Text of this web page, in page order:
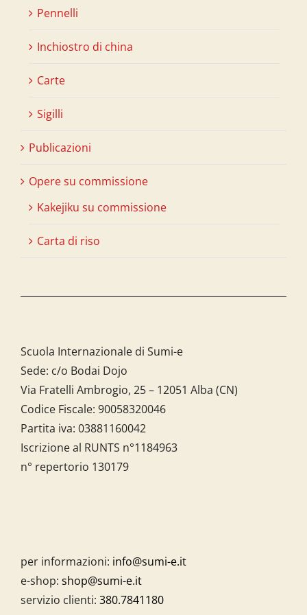
Pennelli
Inchiostro di china
Carte
Sigilli
Publicazioni
Opere su commissione
Kakejiku su commissione
Carta di riso
Scuola Internazionale di Sumi-e
Sede: c/o Bodai Dojo
Via Fratelli Ambrogio, 25 – 12051 Alba (CN)
Codice Fiscale: 90058320046
Partita iva: 03881160042
Iscrizione al RUNTS n°1184963
n° repertorio 130179
per informazioni: info@sumi-e.it
e-shop: shop@sumi-e.it
servizio clienti: 380.7841180